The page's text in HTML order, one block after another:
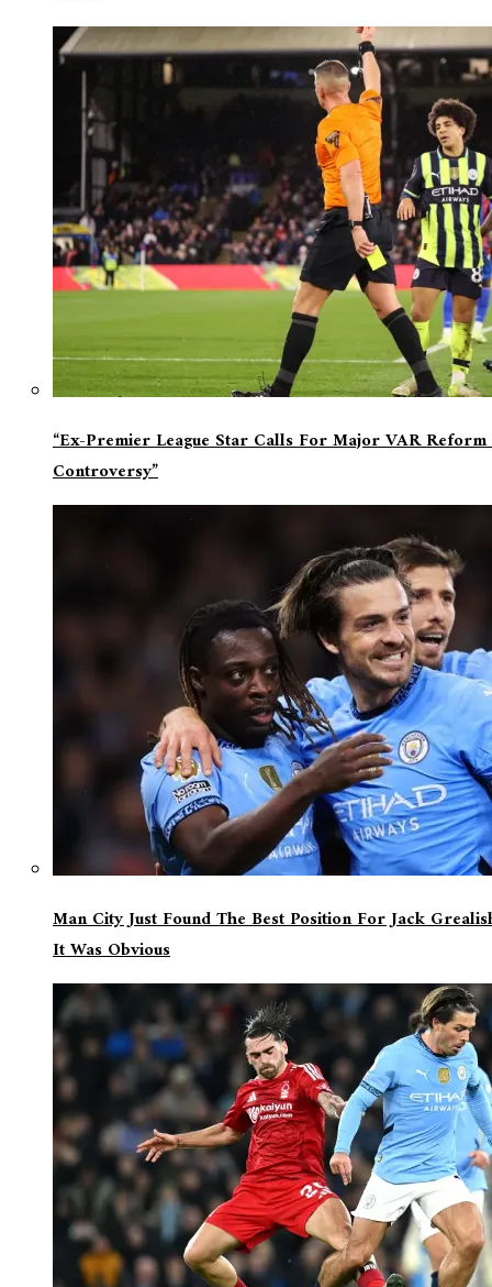
“Ex-Premier League Star Calls For Major VAR
Controversy”
Man City Just Found The Best Position For Jack
It Was Obvious